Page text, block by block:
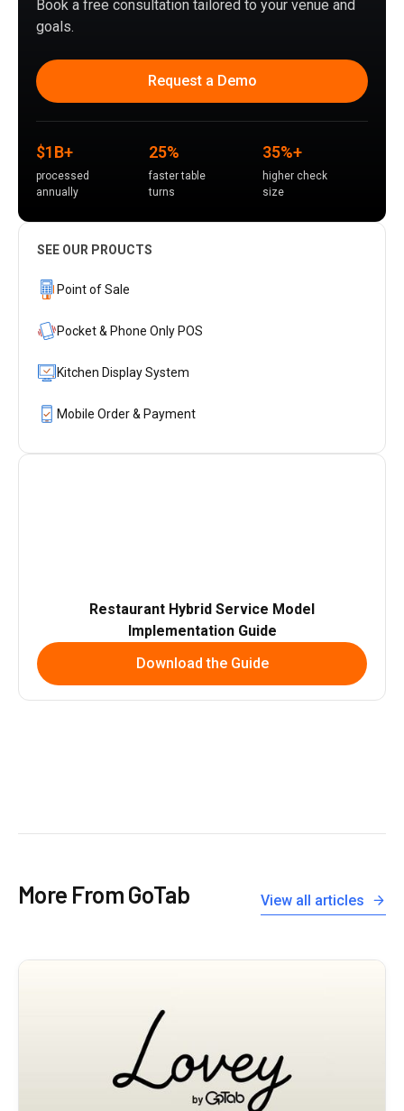
Book a free consultation tailored to your venue and
goals.
Request a Demo
$1B+
processed
annually
25%
faster table
turns
35%+
higher check
size
SEE OUR PROUCTS
Point of Sale
Pocket & Phone Only POS
Kitchen Display System
Mobile Order & Payment
Restaurant Hybrid Service Model
Implementation Guide
Download the Guide
More From GoTab View all articles